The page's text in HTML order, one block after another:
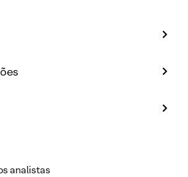
analistas